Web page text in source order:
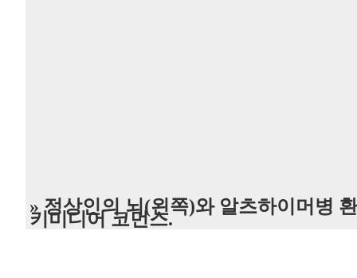
» 정상인의 뇌(왼쪽)와 알츠하이머병
키미디어 코먼스.